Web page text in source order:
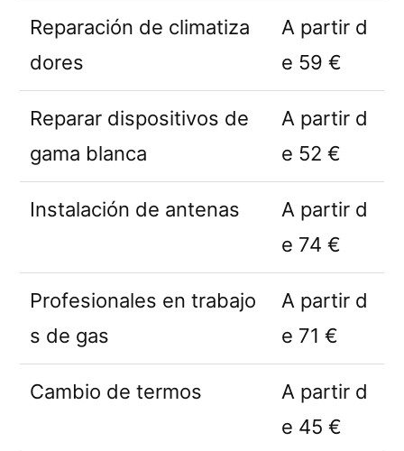
Reparación de climatiza
dores
A partir d
e 59 €
Reparar dispositivos de
gama blanca
A partir d
e 52 €
Instalación de antenas
A partir d
e 74 €
Profesionales en trabajo
s de gas
A partir d
e 71 €
Cambio de termos
A partir d
e 45 €